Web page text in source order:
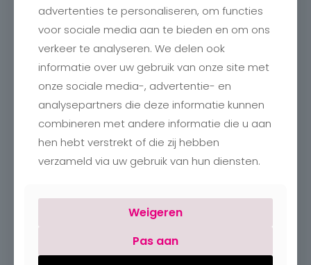
Charlotte
B-3740 Bilzen
+32 89515466
info@charlottebilzen.be
Maandag:
Dinsdag – vrijdag: 09:30 – 18:00
advertenties te personaliseren, om functies
voor sociale media aan te bieden en om ons
verkeer te analyseren. We delen ook
informatie over uw gebruik van onze site met
onze sociale media-, advertentie- en
analysepartners die deze informatie kunnen
combineren met andere informatie die u aan
hen hebt verstrekt of die zij hebben
verzameld via uw gebruik van hun diensten.
Weigeren
Pas aan